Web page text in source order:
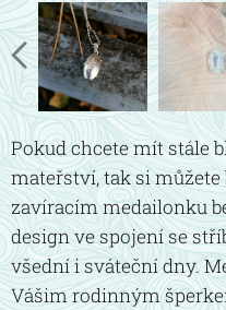
Pokud chcete mít stále
mateřství, tak si
zavíracím medailonku
design ve spojení se
všední i sváteční dny.
Vášim rodinným